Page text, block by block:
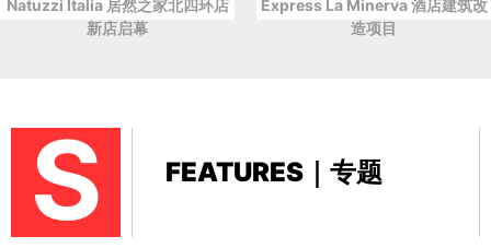
Natuzzi Italia 居然之家北四环店
新店启幕
Express La Minerva 酒店建筑改
造项目
S FEATURES｜专题